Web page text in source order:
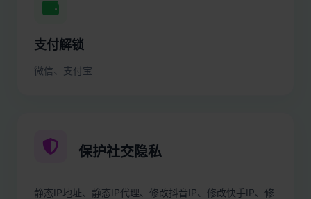
支付解锁
微信、支付宝
保护社交隐私
静态IP地址、静态IP代理、修改抖音IP、修改快手IP、修